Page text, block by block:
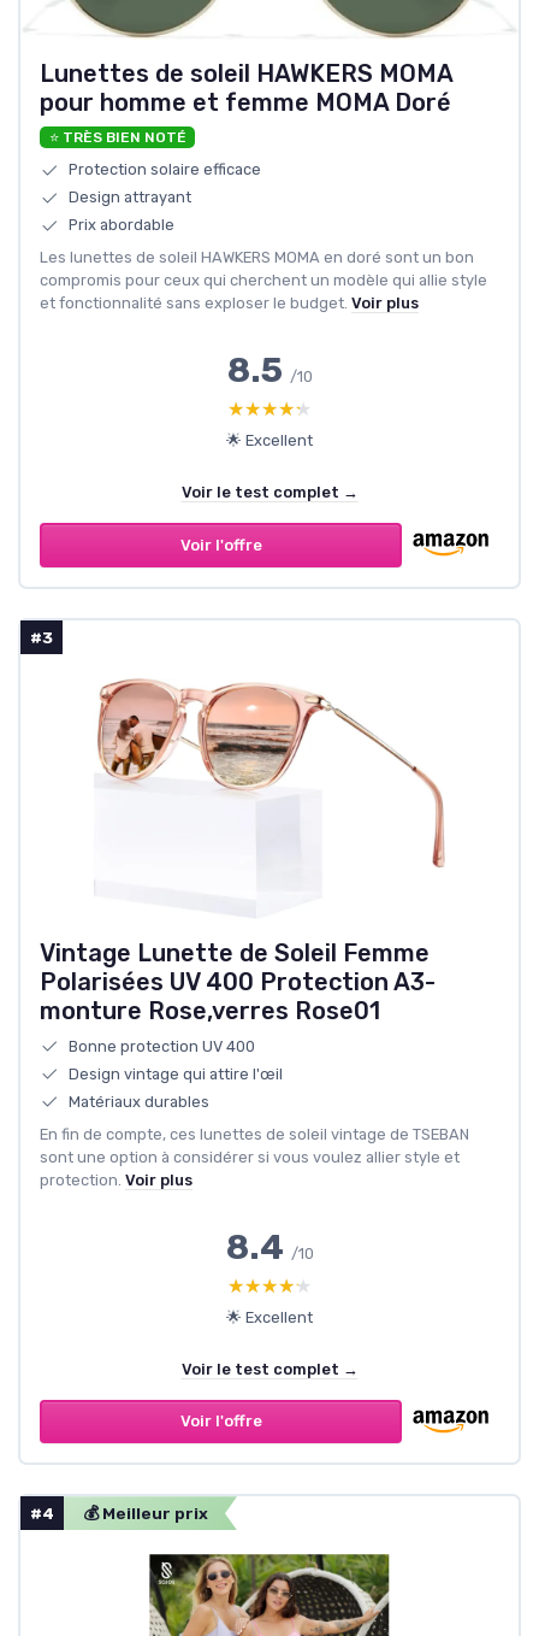
Lunettes de soleil HAWKERS MOMA
pour homme et femme MOMA Doré
⭐ TRÈS BIEN NOTÉ
Protection solaire efficace
Design attrayant
Prix abordable
Les lunettes de soleil HAWKERS MOMA en doré sont un bon
compromis pour ceux qui cherchent un modèle qui allie style
et fonctionnalité sans exploser le budget. Voir plus
8.5 /10
★★★★★
★★★★★
🌟 Excellent
Voir le test complet →
Voir l'offre
#3
Vintage Lunette de Soleil Femme
Polarisées UV 400 Protection A3-
monture Rose,verres Rose01
Bonne protection UV 400
Design vintage qui attire l'œil
Matériaux durables
En fin de compte, ces lunettes de soleil vintage de TSEBAN
sont une option à considérer si vous voulez allier style et
protection. Voir plus
8.4 /10
★★★★★
★★★★★
🌟 Excellent
Voir le test complet →
Voir l'offre
#4 💰 Meilleur prix